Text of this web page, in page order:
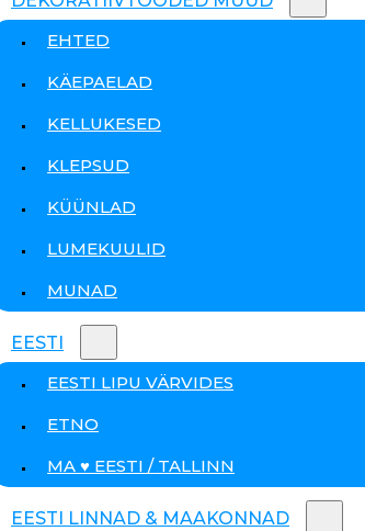
EHTED
KÄEPAELAD
KELLUKESED
KLEPSUD
KÜÜNLAD
LUMEKUULID
MUNAD
EESTI
EESTI LIPU VÄRVIDES
ETNO
MA ♥ EESTI / TALLINN
EESTI LINNAD & MAAKONNAD